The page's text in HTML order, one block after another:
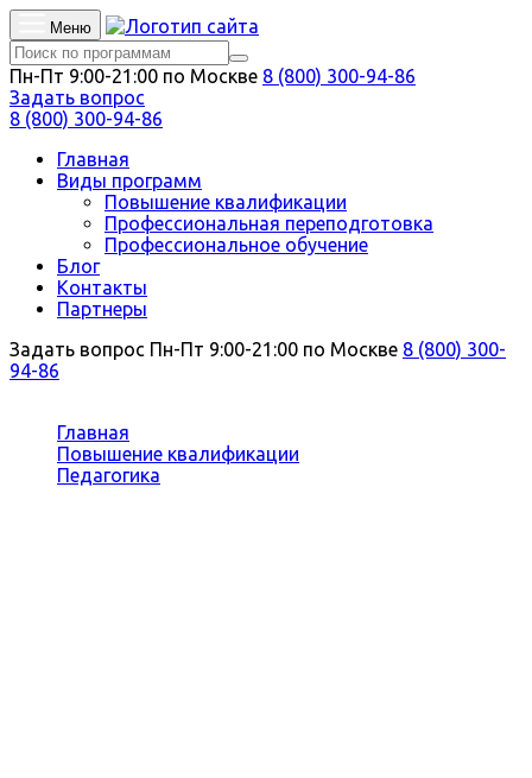
Меню
Пн-Пт 9:00-21:00 по Москве 8 (800) 300-94-86
Задать вопрос
8 (800) 300-94-86
Главная
Виды программ
Повышение квалификации
Профессиональная переподготовка
Профессиональное обучение
Блог
Контакты
Партнеры
Задать вопрос Пн-Пт 9:00-21:00 по Москве 8 (800) 300-
94-86
Главная
Повышение квалификации
Педагогика